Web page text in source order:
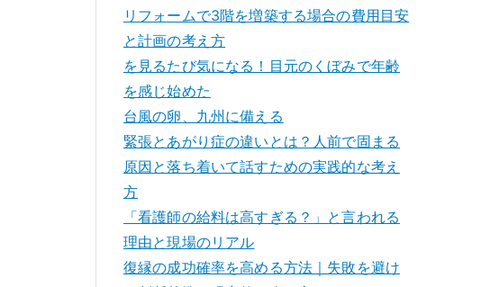
リフォームで3階を増築する場合の費用目安
と計画の考え方
を見るたび気になる！目元のくぼみで年齢
を感じ始めた
台風の卵、九州に備える
緊張とあがり症の違いとは？人前で固まる
原因と落ち着いて話すための実践的な考え
方
「看護師の給料は高すぎる？」と言われる
理由と現場のリアル
復縁の成功確率を高める方法｜失敗を避け